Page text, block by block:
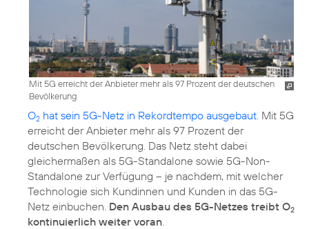
Mit 5G erreicht der Anbieter mehr als 97 Prozent der deutschen
Bevölkerung
O2 hat sein 5G-Netz in Rekordtempo ausgebaut . Mit 5G
erreicht der Anbieter mehr als 97 Prozent der
deutschen Bevölkerung. Das Netz steht dabei
gleichermaßen als 5G-Standalone sowie 5G-Non-
Standalone zur Verfügung – je nachdem, mit welcher
Technologie sich Kundinnen und Kunden in das 5G-
Netz einbuchen. Den Ausbau des 5G-Netzes treibt O2
kontinuierlich weiter voran